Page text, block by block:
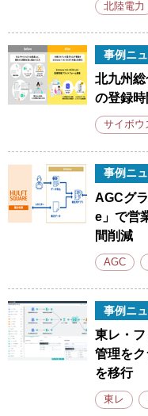
北陸電力
事例ニ
北九州
の登録
サイボウ
事例ニ
AGCグ
e」で営
間削減
AGC
事例ニ
東レ・
管理を
を移行
東レ